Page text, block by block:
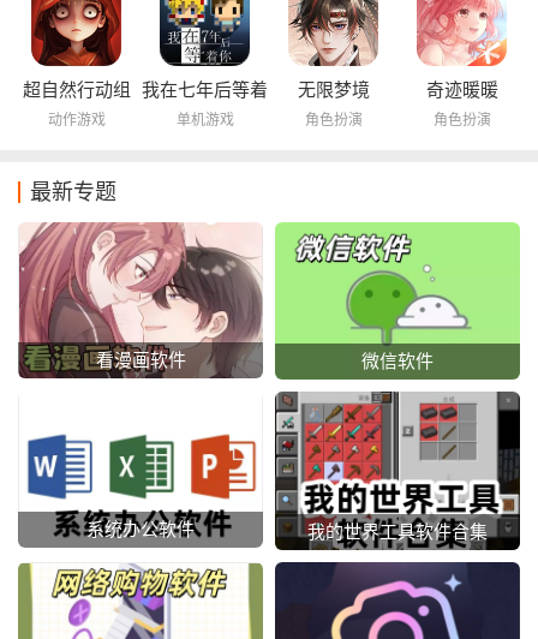
超自然行动组
动作游戏
我在七年后等着
你
单机游戏
无限梦境
角色扮演
奇迹暖暖
角色扮演
最新专题
看漫画软件 微信软件
系统办公软件 我的世界工具软件合集